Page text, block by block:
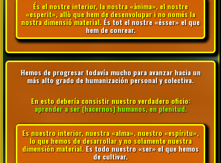
És el nostre interior, la nostra «ànima», el nostre
«esperit», allò que hem de desenvolupar i no només la
nostra dimensió material.És tot el nostre «ésser» el que
hem de conrear.
Hemos de progresar todavía mucho para avanzar hacia un
más alto grado de humanización personal y colectiva.
En esto debería consistir nuestro verdadero oficio:
aprender a ser (hacernos) humanos, en plenitud.
Es nuestro interior, nuestra «alma», nuestro «espíritu»,
lo que hemos de desarrollar y no solamente nuestra
dimensión material.Es todo nuestro «ser» el que hemos
de cultivar.